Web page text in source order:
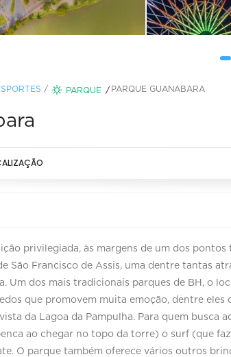
/ PARQUE PARQUE GUANABARA
privilegiada, às margens de um dos
São Francisco de Assis, uma dentre tantas
Um dos mais tradicionais parques de BH, o
que promovem muita emoção, dentre eles
da Lagoa da Pampulha. Para quem busca
ao chegar no topo da torre) o surf (que
O parque também oferece vários outros